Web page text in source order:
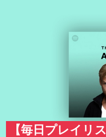
【毎日プレイリ